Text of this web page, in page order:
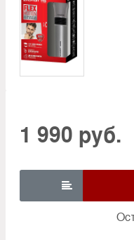
1 990 руб.
